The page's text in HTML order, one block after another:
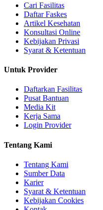
Cari Fasilitas
Daftar Faskes
Artikel Kesehatan
Konsultasi Online
Kebijakan Privasi
Syarat & Ketentuan
Untuk Provider
Daftarkan Fasilitas
Pusat Bantuan
Media Kit
Kerja Sama
Login Provider
Tentang Kami
Tentang Kami
Sumber Data
Karier
Syarat & Ketentuan
Kebijakan Cookies